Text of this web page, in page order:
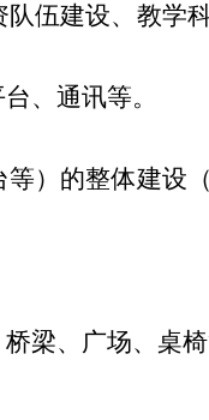
伍建设、教学
、通讯等。
）的整体建设
梁、广场、桌